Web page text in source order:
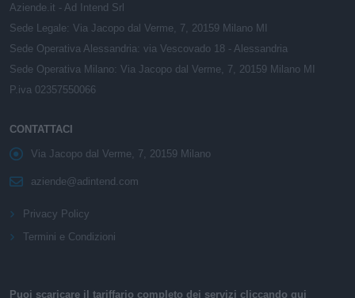
Aziende.it - Ad Intend Srl
Sede Legale: Via Jacopo dal Verme, 7, 20159 Milano MI
Sede Operativa Alessandria: via Vescovado 18 - Alessandria
Sede Operativa Milano: Via Jacopo dal Verme, 7, 20159 Milano MI
P.iva 02357550066
CONTATTACI
Via Jacopo dal Verme, 7, 20159 Milano
aziende@adintend.com
Privacy Policy
Termini e Condizioni
Puoi scaricare il tariffario completo dei servizi cliccando qui